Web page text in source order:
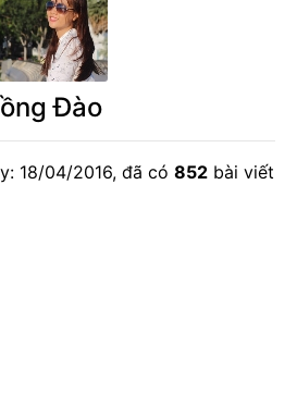
Đào
18/04/2016, đã có 852 bài viết